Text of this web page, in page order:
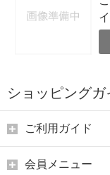
ショッピングガ
ご利用ガイド
会員メニュー